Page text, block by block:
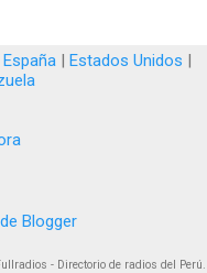
España| Estados Unidos |
Blogger
- Directorio de radios del Perú.